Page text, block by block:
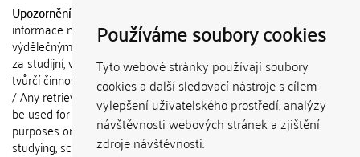
Používáme soubory cookies
Tyto webové stránky používají soubory
cookies a další sledovací nástroje s cílem
vylepšení uživatelského prostředí, analýzy
návštěvnosti webových stránek a zjištění
zdroje návštěvnosti.
Upozornění / Notice:
informace nemohou být použity k
výdělečným účelům nebo vydávány
za studijní, vědeckou nebo jinou
tvůrčí činnost jiné osoby než autora.
/ Any retrieved information shall not
be used for any commercial
purposes or claimed as results of
studying, scientific or any other